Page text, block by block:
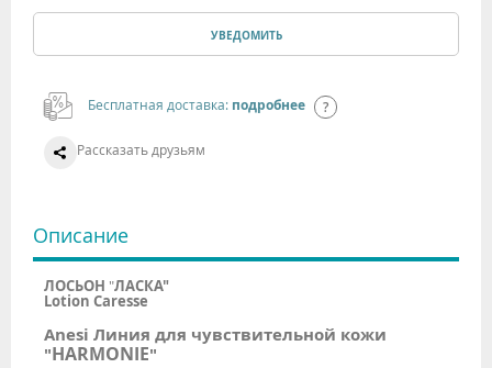
УВЕДОМИТЬ
Бесплатная доставка: подробнее
Рассказать друзьям
Описание
ЛОСЬОН "ЛАСКА"
Lotion Caresse
Anesi Линия для чувствительной кожи
"HARMONIE"